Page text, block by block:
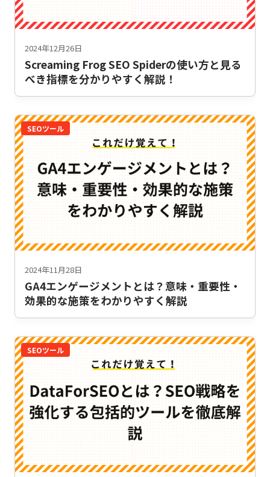
2024年12月26日
Screaming Frog SEO Spiderの使い方と見る
べき指標を分かりやすく解説！
SEOツール
2024年11月28日
GA4エンゲージメントとは？意味・重要性・
効果的な施策をわかりやすく解説
SEOツール